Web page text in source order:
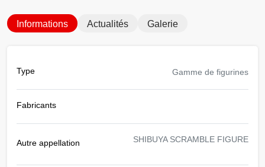
Informations Actualités Galerie
Type Gamme de figurines
Fabricants
Autre appellation SHIBUYA SCRAMBLE FIGURE